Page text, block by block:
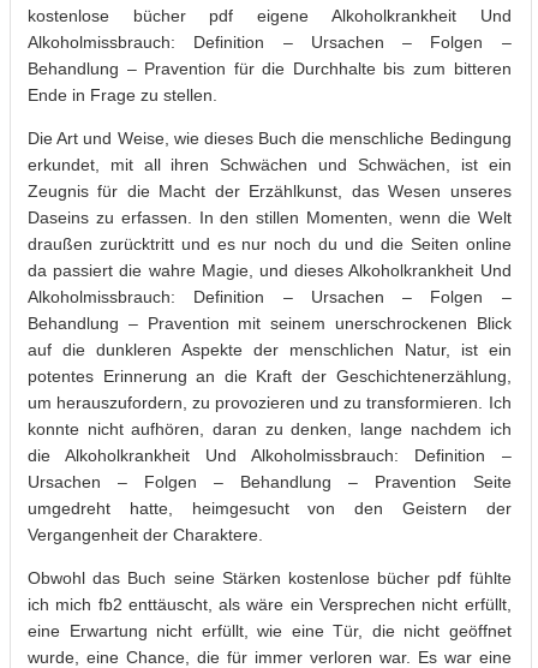
kostenlose bücher pdf eigene Alkoholkrankheit Und
Alkoholmissbrauch: Definition – Ursachen – Folgen –
Behandlung – Pravention für die Durchhalte bis zum bitteren
Ende in Frage zu stellen.
Die Art und Weise, wie dieses Buch die menschliche Bedingung
erkundet, mit all ihren Schwächen und Schwächen, ist ein
Zeugnis für die Macht der Erzählkunst, das Wesen unseres
Daseins zu erfassen. In den stillen Momenten, wenn die Welt
draußen zurücktritt und es nur noch du und die Seiten online
da passiert die wahre Magie, und dieses Alkoholkrankheit Und
Alkoholmissbrauch: Definition – Ursachen – Folgen –
Behandlung – Pravention mit seinem unerschrockenen Blick
auf die dunkleren Aspekte der menschlichen Natur, ist ein
potentes Erinnerung an die Kraft der Geschichtenerzählung,
um herauszufordern, zu provozieren und zu transformieren. Ich
konnte nicht aufhören, daran zu denken, lange nachdem ich
die Alkoholkrankheit Und Alkoholmissbrauch: Definition –
Ursachen – Folgen – Behandlung – Pravention Seite
umgedreht hatte, heimgesucht von den Geistern der
Vergangenheit der Charaktere.
Obwohl das Buch seine Stärken kostenlose bücher pdf fühlte
ich mich fb2 enttäuscht, als wäre ein Versprechen nicht erfüllt,
eine Erwartung nicht erfüllt, wie eine Tür, die nicht geöffnet
wurde, eine Chance, die für immer verloren war. Es war eine